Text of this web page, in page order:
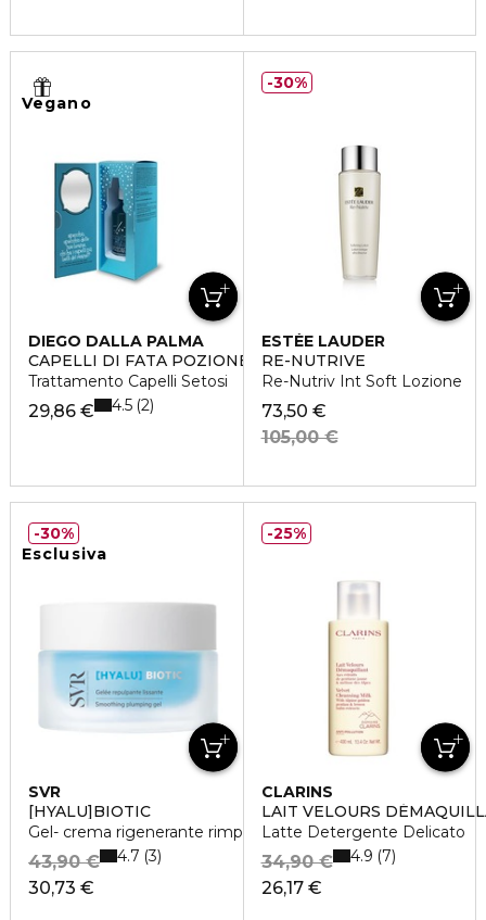
Vegano
DIEGO DALLA PALMA
CAPELLI DI FATA POZIONE SCIOGLI NODI
Trattamento Capelli Setosi
29,86 € 4.5 2
ESTÉE LAUDER
RE-NUTRIVE
Re-Nutriv Int Soft Lozione
73,50 €
105,00 €
30%
Esclusiva
SVR
[HYALU]BIOTIC
Gel- crema rigenerante rimpolpante
30,73 €
43,90 € 4.7 3
30%
CLARINS
LAIT VELOURS
Latte Detergente Delicato
26,17 €
34,90 € 4.9 7
25%